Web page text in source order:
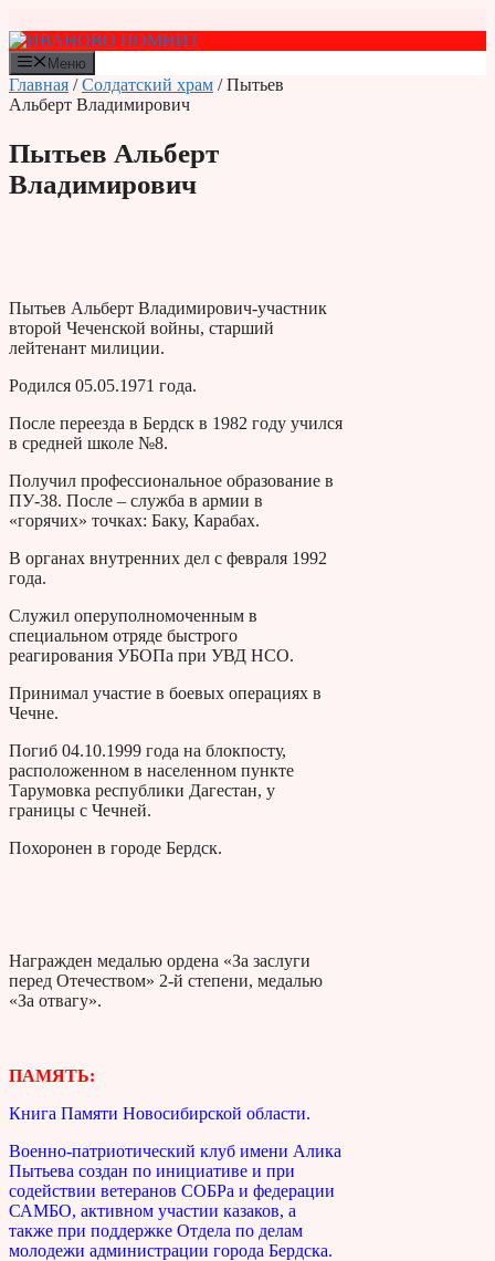
к
содержимому
Меню
Главная /Солдатский храм / Пытьев
Альберт Владимирович
Пытьев Альберт
Владимирович
Пытьев Альберт Владимирович-участник
второй Чеченской войны, старший
лейтенант милиции.
Родился 05.05.1971 года.
После переезда в Бердск в 1982 году учился
в средней школе №8.
Получил профессиональное образование в
ПУ-38. После – служба в армии в
«горячих» точках: Баку, Карабах.
В органах внутренних дел с февраля 1992
года.
Служил оперуполномоченным в
специальном отряде быстрого
реагирования УБОПа при УВД НСО.
Принимал участие в боевых операциях в
Чечне.
Погиб 04.10.1999 года на блокпосту,
расположенном в населенном пункте
Тарумовка республики Дагестан, у
границы с Чечней.
Похоронен в городе Бердск.
Награжден медалью ордена «За заслуги
перед Отечеством» 2-й степени, медалью
«За отвагу».
ПАМЯТЬ:
Книга Памяти Новосибирской области.
Военно-патриотический клуб имени Алика
Пытьева создан по инициативе и при
содействии ветеранов СОБРа и федерации
САМБО, активном участии казаков, а
также при поддержке Отдела по делам
молодежи администрации города Бердска.